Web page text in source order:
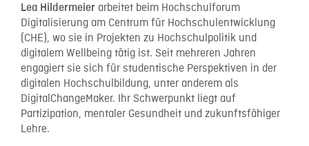
Lea Hildermeier arbeitet beim Hochschulforum
Digitalisierung am Centrum für Hochschulentwicklung
(CHE), wo sie in Projekten zu Hochschulpolitik und
digitalem Wellbeing tätig ist. Seit mehreren Jahren
engagiert sie sich für studentische Perspektiven in der
digitalen Hochschulbildung, unter anderem als
DigitalChangeMaker. Ihr Schwerpunkt liegt auf
Partizipation, mentaler Gesundheit und zukunftsfähiger
Lehre.